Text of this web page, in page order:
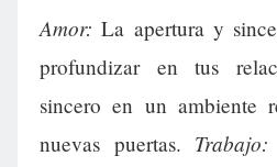
Amor: La apertura y
profundizar en tus
sincero en un ambiente
nuevas puertas. Trabajo: